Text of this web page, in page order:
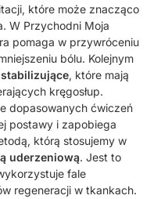
które może znacząco
W Przychodni Moja
pomaga w przywróceniu
bólu. Kolejnym
, które mają
kręgosłup.
dopasowanych ćwiczeń
postawy i zapobiega
którą stosujemy w
uderzeniową. Jest to
fale
regeneracji w tkankach.